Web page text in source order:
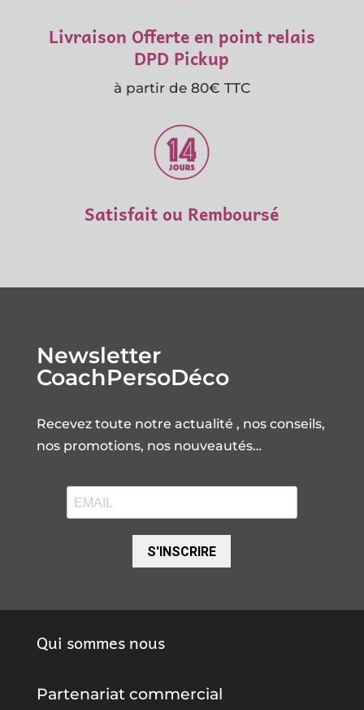
Livraison Offerte en point relais
DPD Pickup
à partir de 80€ TTC
Satisfait ou Remboursé
Newsletter
CoachPersoDéco
Recevez toute notre actualité , nos conseils,
nos promotions, nos nouveautés…
S'INSCRIRE
Qui sommes nous
Partenariat commercial